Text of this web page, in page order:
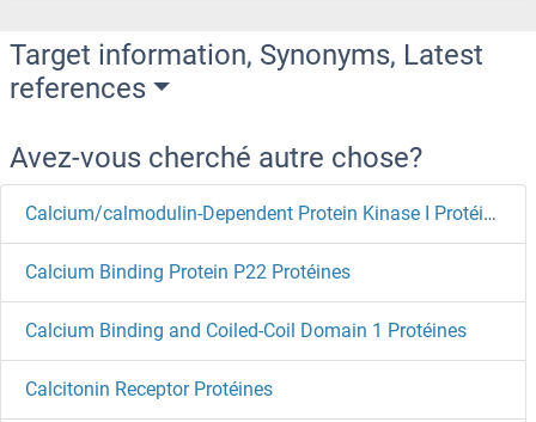
Target information, Synonyms, Latest
references
Avez-vous cherché autre chose?
Calcium/calmodulin-Dependent Protein Kinase I Protéines
Calcium Binding Protein P22 Protéines
Calcium Binding and Coiled-Coil Domain 1 Protéines
Calcitonin Receptor Protéines